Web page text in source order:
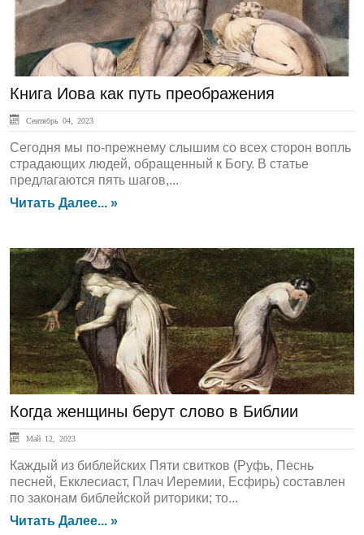
Книга Иова как путь преображения
Сентябрь 04, 2023
Сегодня мы по-прежнему слышим со всех сторон вопль
страдающих людей, обращенный к Богу. В статье
предлагаются пять шагов,...
Читать Далее... »
ЛЕНТА НОВОСТЕЙ
Когда женщины берут слово в Библии
Май 12, 2023
Каждый из библейских Пяти свитков (Руфь, Песнь
песней, Екклесиаст, Плач Иеремии, Есфирь) составлен
по законам библейской риторики; то...
Читать Далее... »